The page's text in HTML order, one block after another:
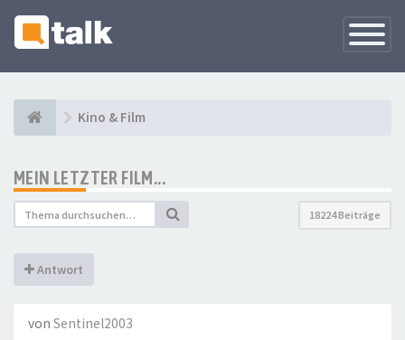
Kino & Film
MEIN LETZTER FILM...
18224 Beiträge
Antwort
von Sentinel2003